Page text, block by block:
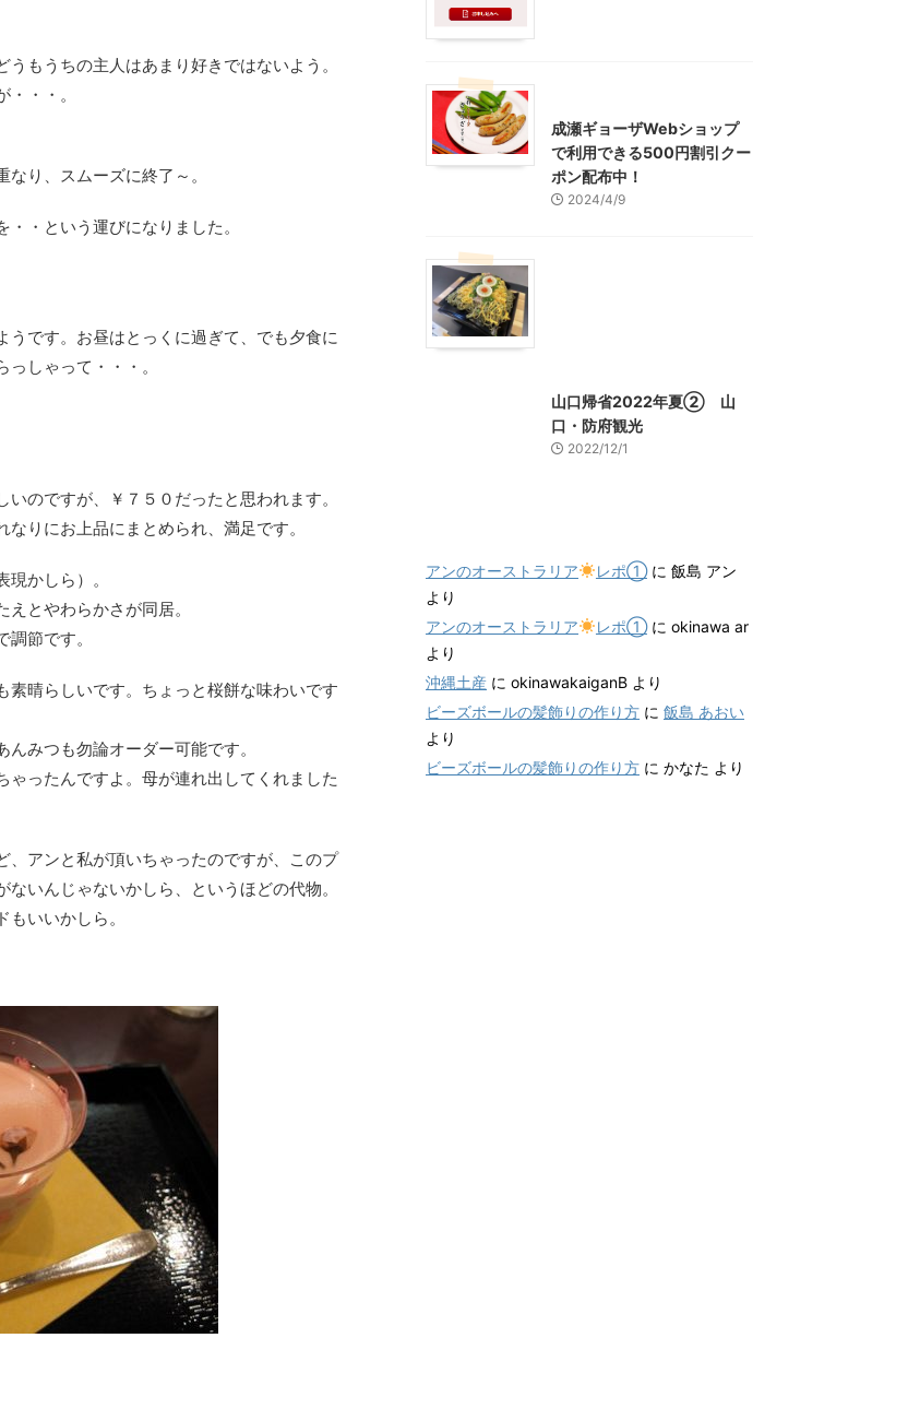
もうちの主人はあまり好きではないよう。
・・。
り、スムーズに終了～。
・という運びになりました。
うです。お昼はとっくに過ぎて、でも夕食に
しゃって・・・。
のですが、￥７５０だったと思われます。
りにお上品にまとめられ、満足です。
かしら）。
とやわらかさが同居。
節です。
晴らしいです。ちょっと桜餅な味わいです
みつも勿論オーダー可能です。
ったんですよ。母が連れ出してくれました
、アンと私が頂いちゃったのですが、このプ
いんじゃないかしら、というほどの代物。
いいかしら。
成瀬ギョーザWebショップ
で利用できる500円割引クー
ポン配布中！
2024/4/9
山口帰省2022年夏② 山
口・防府観光
2022/12/1
アンのオーストラリア レポ①に 飯島 アン
より
アンのオーストラリア
レポ①に okinawa ar
より
沖縄土産 に okinawakaiganB より
ビーズボールの髪飾りの作り方 に 飯島 あおい
より
ビーズボールの髪飾りの作り方 に かなた より